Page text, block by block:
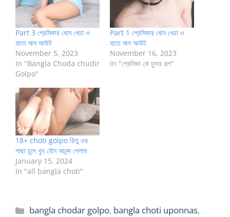
Part 3 প্রেমিকার ধোন খেচা ও
হাতে মাল আউট
November 5, 2023
In "Bangla Choda chudir
Golpo"
Part 1 প্রেমিকার ধোন খেচা ও
হাতে মাল আউট
November 16, 2023
In "প্রেমিকা কে চুদার গল্প"
18+ choti golpo রিতু ওর
পাছা চুদে খুব যৌন আনন্দ পেলাম
January 15, 2024
In "all bangla choti"
Categories
bangla chodar golpo, bangla choti uponnas,